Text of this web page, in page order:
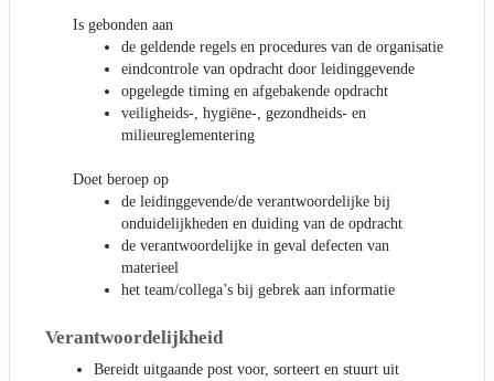
Is gebonden aan
de geldende regels en procedures van de organisatie
eindcontrole van opdracht door leidinggevende
opgelegde timing en afgebakende opdracht
veiligheids-, hygiëne-, gezondheids- en
milieureglementering
Doet beroep op
de leidinggevende/de verantwoordelijke bij
onduidelijkheden en duiding van de opdracht
de verantwoordelijke in geval defecten van
materieel
het team/collega’s bij gebrek aan informatie
Verantwoordelijkheid
Bereidt uitgaande post voor, sorteert en stuurt uit